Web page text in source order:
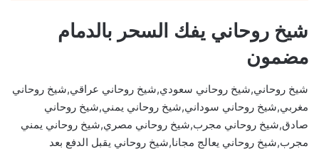
شيخ روحاني يفك السحر بالدمام
مضمون
شيخ روحاني,شيخ روحاني سعودي,شيخ روحاني عراقي,شيخ روحاني
مغربي,شيخ روحاني سوداني,شيخ روحاني يمني,شيخ روحاني
صادق,شيخ روحاني مجرب,شيخ روحاني مصري,شيخ روحاني يمني
مجرب,شيخ روحاني يعالج مجانا,شيخ روحاني يقبل الدفع بعد